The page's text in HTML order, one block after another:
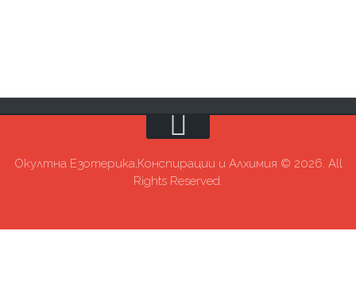
Окултна Езотерика,Конспирации и Алхимия © 2026. All
Rights Reserved.